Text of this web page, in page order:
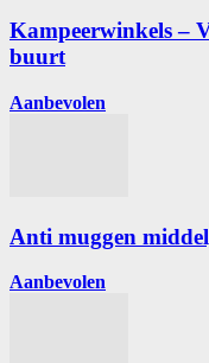
Kampeerwinkels –
buurt
Aanbevolen
Anti muggen
Aanbevolen